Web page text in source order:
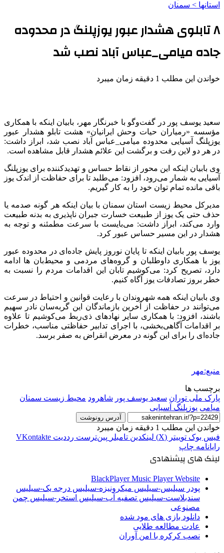
استانها > سمنان
۸ تابلوی هشدار عبور یوزپلنگ در محدوده
جاده میامی_عباس آباد نصب شد
خواندن این مطلب 1 دقیقه زمان میبرد
سعید یوسف پور در گفت‌وگو با خبرنگار مهر، بابیان اینکه با همکاری
مؤسسه «رمیاران حیات وحش ایرانیان» هشت تابلو هشدار عبور
یوزپلنگ آسیایی محدوده میامی_عباس آباد نصب شد، ابراز داشت:
در هر دو لاین رفت و برگشت این علائم هشدار قابل مشاهده است.
وی بابیان اینکه این محور از نقاط حساس و تهدیدکننده برای یوزپلنگ
آسیایی به شمار می‌رود، افزود: می‌طلبد تا برای حفاظت از اندک یوز
باقی مانده تمام توان خود را به کار گیریم.
مدیرکل محیط زیست استان سمنان با بیان اینکه هر گونه صدمه یا
حذف حتی یک یوز از طبیعت خسارت جبران ناپذیری به بدنه طبیعت
وارد می‌کند، ابراز داشت: می‌بایست با سرعت مطمئنه و توجه به
هشدار در این مسیر حساس عبور کرد.
یوسف پور بابیان اینکه تا پایان نوروز پایش جاده‌ای در محدوده عبور
یوز با همکاری داوطلبان و گروه‌های مردمی و محیط‌بان ها ادامه
دارد، تصریح کرد: می‌کوشیم تابان این اقدامات مردم را نسبت به
خطر بروز تصادفات یوز آگاه کنیم.
وی بابیان اینکه همه شهروندان با رعایت قوانین و احتیاط در سرعت
می‌توانند در حفاظت از آخرین بازماندگان این گربه‌سان نادر سهیم
باشند، افزود: با همکاری سایر نهادهای ذی‌ربط می‌کوشیم تا علاوه
بر اقدامات آگاهی‌بخشی، با اجرای تدابیر حفاظتی مناسب، خطرات
جاده‌ای را برای این گونه در معرض انقراض به صفر برسد.
منبع:مهر
برچسب ها
پارک ملی توران سعید یوسف پور شاهرود محيط زیست سمنان
میامی یوزپلنگ آسیایی
آدرس رونوشت
خواندن این مطلب 1 دقیقه زمان میبرد
فیس بوک توییتر (X) لینکدین ‫تامبلر ‫پین‌ترست ‫رددیت ‫VKontakte
رایانامه چاپ
لینک های پیشنهادی
BlackPlayer Music Player Website
پودر سیلیس-سیلیس میکرونیزه-سیلیس درجه یک-سیلیس
سندبلاست-سیلیس تصفیه آب-سیلیس استخر-سیلیس چمن
مصنوعی
دانلود بازی های مود شده
عادت مطالعه طلایی
نصب کرکره با امن آوران